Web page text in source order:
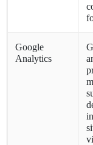
Google
Analytics